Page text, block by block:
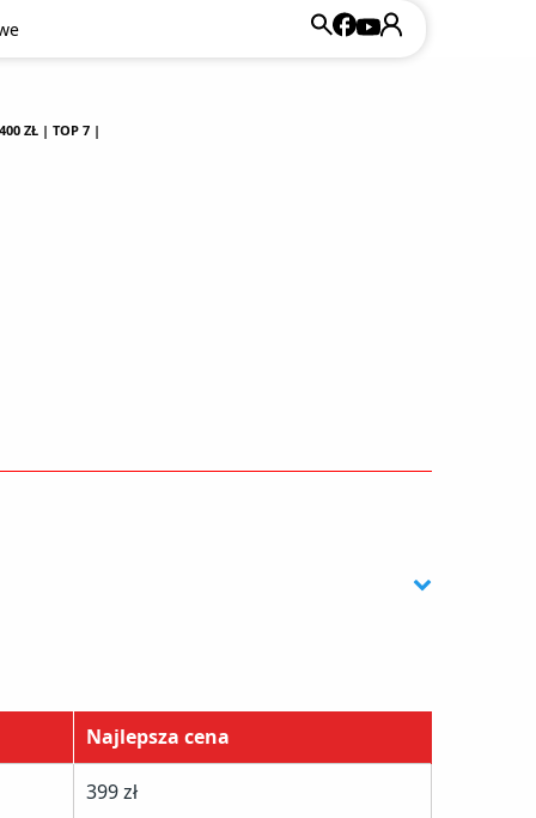
ZŁ | TOP 7 |
Najlepsza cena
399 zł